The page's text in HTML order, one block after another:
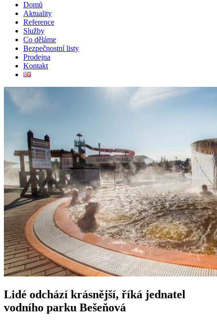
Domů
Aktuality
Reference
Služby
Co děláme
Bezpečnostní listy
Prodejna
Kontakt
Lidé odchází krásnější, říká jednatel
vodního parku Bešeňová